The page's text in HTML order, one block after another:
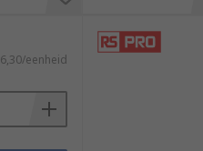
safety requirements that
eenheid